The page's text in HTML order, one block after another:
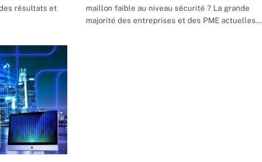
résultats et
maillon faible au niveau sécurité ? La grande
majorité des entreprises et des PME actuelles…